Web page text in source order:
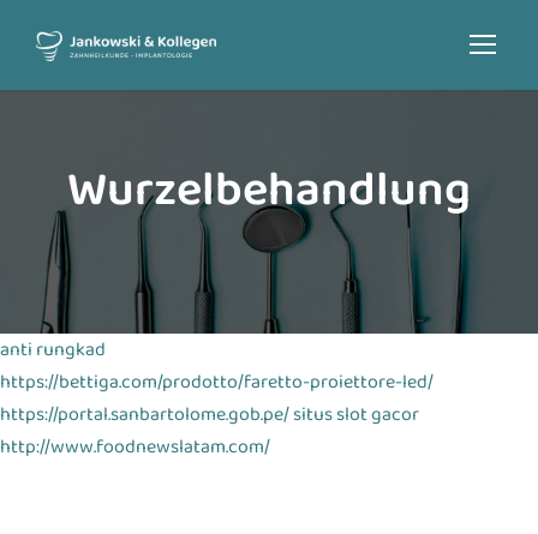
Wurzel­behandlung
anti rungkad
https://bettiga.com/prodotto/faretto-proiettore-led/
https://portal.sanbartolome.gob.pe/situs slot gacor
http://www.foodnewslatam.com/